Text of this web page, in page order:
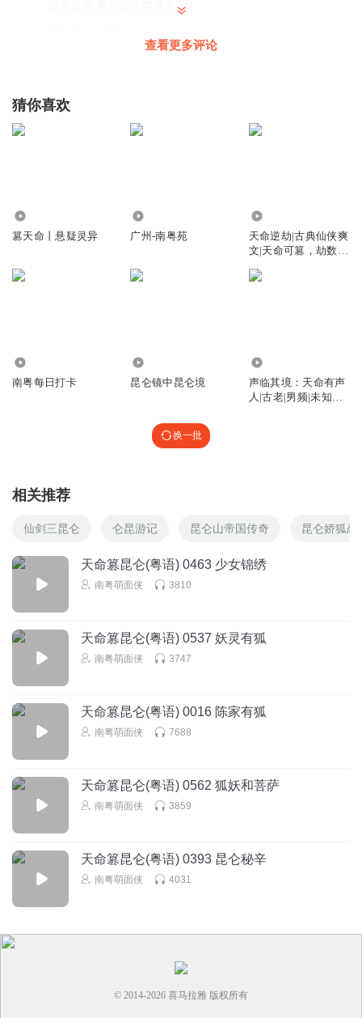
五灵珠泡饭
第565集“阿狸登场”
查看更多评论
猜你喜欢
篡天命丨悬疑灵异 广州-南粤苑
天命逆劫|古典仙侠爽
文|天命可篡，劫数可
南粤每日打卡 昆仑镜中昆仑境
声临其境：天命有声
人|古老|男频|未知宇
换一批
相关推荐
仙剑三昆仑 仑昆游记 昆仑山帝国传奇 昆仑娇狐恋
天命篡昆仑(粤语) 0463 少女锦绣
南粤萌面侠 3810
天命篡昆仑(粤语) 0537 妖灵有狐
南粤萌面侠 3747
天命篡昆仑(粤语) 0016 陈家有狐
南粤萌面侠 7688
天命篡昆仑(粤语) 0562 狐妖和菩萨
南粤萌面侠 3859
天命篡昆仑(粤语) 0393 昆仑秘辛
南粤萌面侠 4031
© 2014-2026 喜马拉雅 版权所有